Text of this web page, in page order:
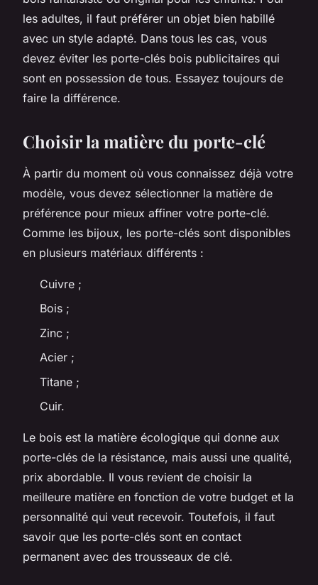
les adultes, il faut préférer un objet bien habillé
avec un style adapté. Dans tous les cas, vous
devez éviter les porte-clés bois publicitaires qui
sont en possession de tous. Essayez toujours de
faire la différence.
Choisir la matière du porte-clé
À partir du moment où vous connaissez déjà votre
modèle, vous devez sélectionner la matière de
préférence pour mieux affiner votre porte-clé.
Comme les bijoux, les porte-clés sont disponibles
en plusieurs matériaux différents :
Cuivre ;
Bois ;
Zinc ;
Acier ;
Titane ;
Cuir.
Le bois est la matière écologique qui donne aux
porte-clés de la résistance, mais aussi une qualité,
prix abordable. Il vous revient de choisir la
meilleure matière en fonction de votre budget et la
personnalité qui veut recevoir. Toutefois, il faut
savoir que les porte-clés sont en contact
permanent avec des trousseaux de clé.